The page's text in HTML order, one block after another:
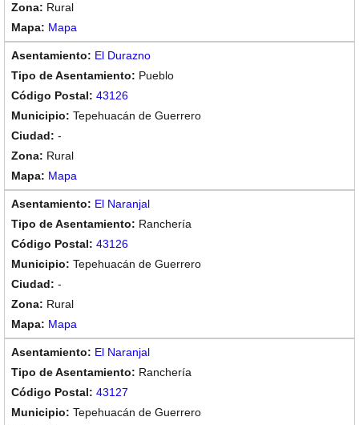
Rural
Mapa
El Durazno
Pueblo
43126
Tepehuacán de Guerrero
-
Rural
Mapa
El Naranjal
Ranchería
43126
Tepehuacán de Guerrero
-
Rural
Mapa
El Naranjal
Ranchería
43127
Tepehuacán de Guerrero